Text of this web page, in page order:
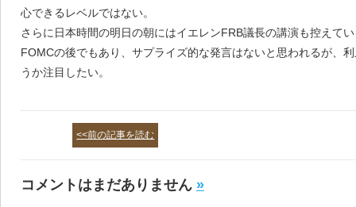
心できるレベルではない。
さらに日本時間の明日の朝にはイエレンFRB議長の講演も控えて
FOMCの後でもあり、サプライズ的な発言はないと思われるが、
うか注目したい。
<<前の記事を読む
コメントはまだありません »